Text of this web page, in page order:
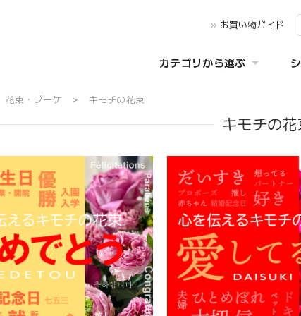
お買い物ガイド
カテゴリから選ぶ
花束・ブーケ キモチの花束
キモチの花